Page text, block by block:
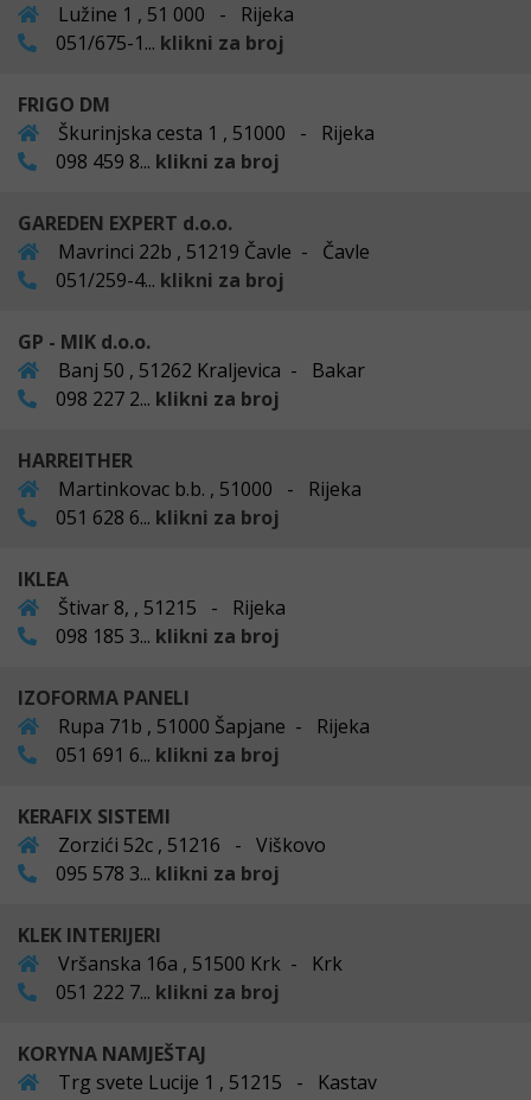
Lužine 1 , 51 000 - Rijeka
051/675-1... klikni za broj
FRIGO DM
Škurinjska cesta 1 , 51000 - Rijeka
098 459 8... klikni za broj
GAREDEN EXPERT d.o.o.
Mavrinci 22b , 51219 Čavle - Čavle
051/259-4... klikni za broj
GP - MIK d.o.o.
Banj 50 , 51262 Kraljevica - Bakar
098 227 2... klikni za broj
HARREITHER
Martinkovac b.b. , 51000 - Rijeka
051 628 6... klikni za broj
IKLEA
Štivar 8, , 51215 - Rijeka
098 185 3... klikni za broj
IZOFORMA PANELI
Rupa 71b , 51000 Šapjane - Rijeka
051 691 6... klikni za broj
KERAFIX SISTEMI
Zorzići 52c , 51216 - Viškovo
095 578 3... klikni za broj
KLEK INTERIJERI
Vršanska 16a , 51500 Krk - Krk
051 222 7... klikni za broj
KORYNA NAMJEŠTAJ
Trg svete Lucije 1 , 51215 - Kastav